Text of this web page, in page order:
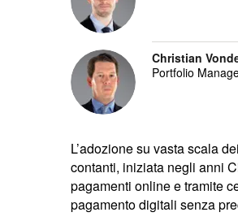
Christian
Portfolio
L’adozione su vasta scala
contanti, iniziata negli anni
pagamenti online e tramite
pagamento digitali senza